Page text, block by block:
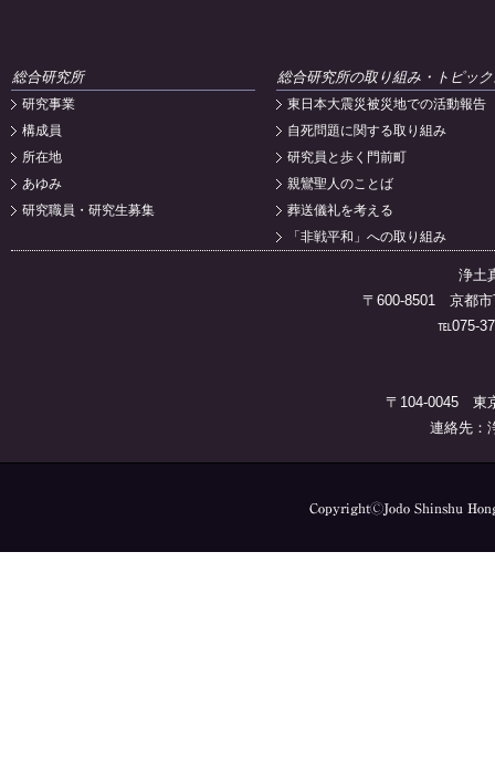
総合研究所
研究事業
構成員
所在地
あゆみ
研究職員・研究生募集
総合研究所の取り組み・トピッ
東日本大震災被災地での活動報告
自死問題に関する取り組み
研究員と歩く門前町
親鸞聖人のことば
葬送儀礼を考える
「非戦平和」への取り組み
浄土
〒600-8501 京都市
℡075-
〒104-0045 東
連絡先：